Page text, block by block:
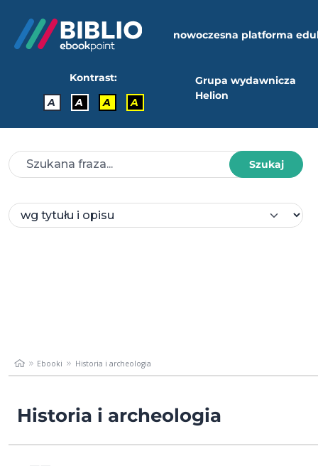
nowoczesna platforma
Kontrast:
A
A A A
Grupa wydawnicza
Helion
Szukaj
Ebooki Historia i archeologia
Historia i archeologia